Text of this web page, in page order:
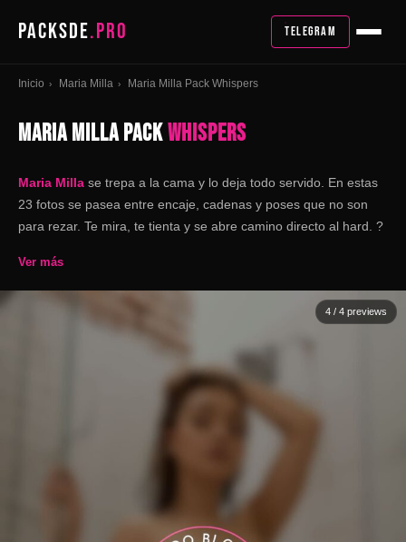
PACKSDE.PRO TELEGRAM
Inicio › Maria Milla › Maria Milla Pack Whispers
MARIA MILLA PACKWHISPERS
Maria Milla se trepa a la cama y lo deja todo servido. En estas
23 fotos se pasea entre encaje, cadenas y poses que no son
para rezar. Te mira, te tienta y se abre camino directo al hard. ?
Ver más
4 / 4 previews